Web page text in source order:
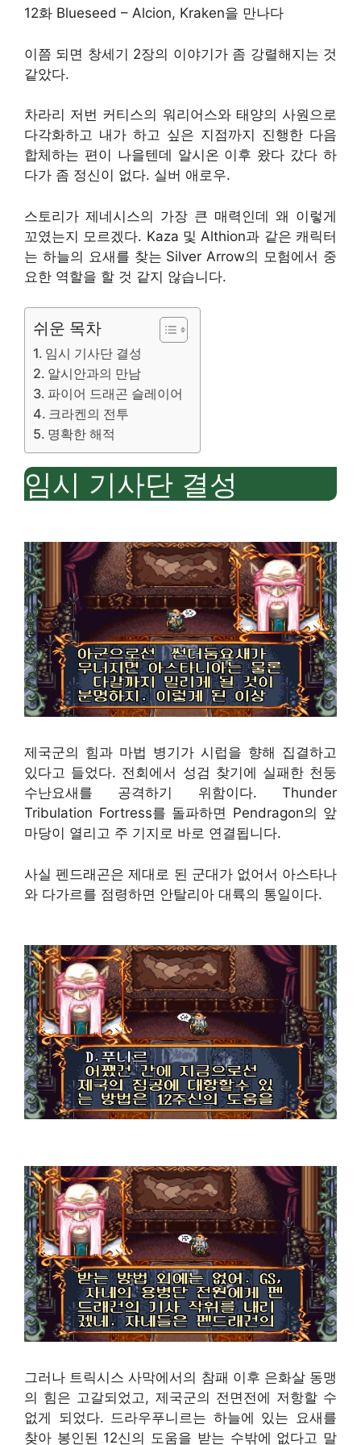
12화 Blueseed – Alcion, Kraken을 만나다
이쯤 되면 창세기 2장의 이야기가 좀 강렬해지는 것
같았다.
차라리 저번 커티스의 워리어스와 태양의 사원으로
다각화하고 내가 하고 싶은 지점까지 진행한 다음
합체하는 편이 나을텐데 알시온 이후 왔다 갔다 하
다가 좀 정신이 없다. 실버 애로우.
스토리가 제네시스의 가장 큰 매력인데 왜 이렇게
꼬였는지 모르겠다. Kaza 및 Althion과 같은 캐릭터
는 하늘의 요새를 찾는 Silver Arrow의 모험에서 중
요한 역할을 할 것 같지 않습니다.
쉬운 목차
임시 기사단 결성
알시안과의 만남
파이어 드래곤 슬레이어
크라켄의 전투
명확한 해적
임시 기사단 결성
제국군의 힘과 마법 병기가 시럽을 향해 집결하고
있다고 들었다. 전회에서 성검 찾기에 실패한 천둥
수난요새를 공격하기 위함이다. Thunder
Tribulation Fortress를 돌파하면 Pendragon의 앞
마당이 열리고 주 기지로 바로 연결됩니다.
사실 펜드래곤은 제대로 된 군대가 없어서 아스타나
와 다가르를 점령하면 안탈리아 대륙의 통일이다.
그러나 트릭시스 사막에서의 참패 이후 은화살 동맹
의 힘은 고갈되었고, 제국군의 전면전에 저항할 수
없게 되었다. 드라우푸니르는 하늘에 있는 요새를
찾아 봉인된 12신의 도움을 받는 수밖에 없다고 말